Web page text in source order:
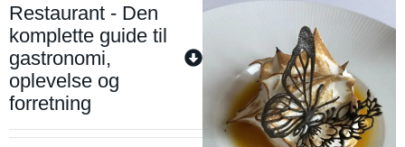
Restaurant - Den
komplette guide til
gastronomi,
oplevelse og
forretning